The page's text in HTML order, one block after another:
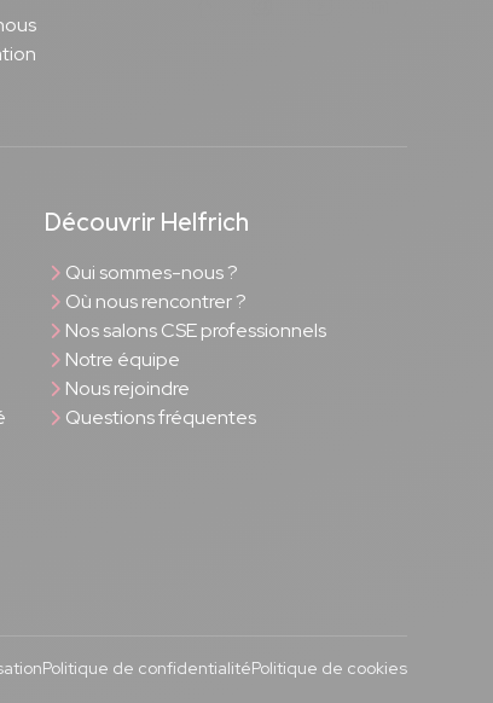
Découvrir Helfrich
Qui sommes-nous ?
Où nous rencontrer ?
Nos salons CSE professionnels
Notre équipe
Nous rejoindre
Questions fréquentes
Politique de confidentialitéPolitique de cookies